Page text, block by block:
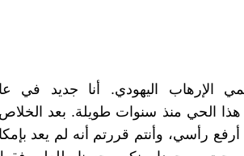
الإرهاب اليهودي. أنا جديد في
الحي منذ سنوات طويلة. بعد
رأسي، وأنتم قررتم أنه لم يعد